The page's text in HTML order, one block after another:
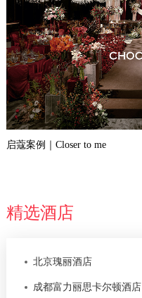
启蔻案例｜Closer to me
精选酒店
北京瑰丽酒店
成都富力丽思卡尔顿酒店